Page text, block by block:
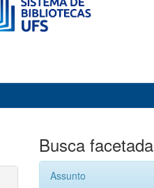
Busca facetada
Assunto